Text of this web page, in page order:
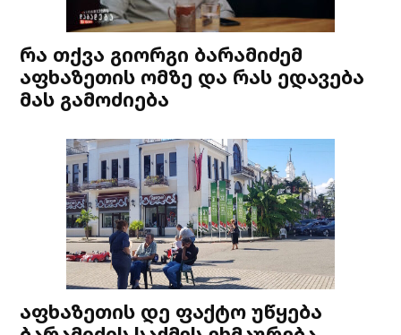
რა თქვა გიორგი ბარამიძემ
აფხაზეთის ომზე და რას ედავება
მას გამოძიება
აფხაზეთის დე ფაქტო უწყება